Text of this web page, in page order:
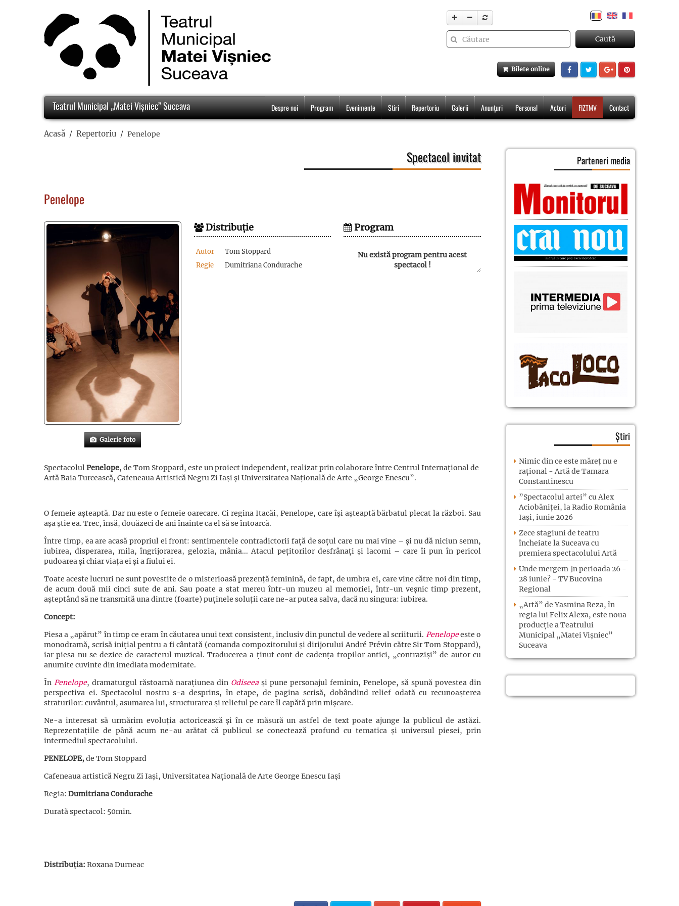
Caută
Bilete online
Teatrul Municipal „Matei Vișniec” Suceava Despre noi Program Evenimente Stiri Repertoriu Galerii Anunțuri Personal Actori FIZTMV Contact
Acasă Repertoriu Penelope
Spectacol invitat
Penelope
Galerie foto
Distribuție
Autor
Tom Stoppard
Regie
Dumitriana Condurache
Program
Nu există program pentru acest
spectacol !
SpectacolulPenelope, de Tom Stoppard, este un proiect independent, realizat prin colaborare între Centrul Internațional de
Artă Baia Turcească, Cafeneaua Artistică Negru Zi Iași și Universitatea Națională de Arte „George Enescu”.
O femeie așteaptă. Dar nu este o femeie oarecare. Ci regina Itacăi, Penelope, care își așteaptă bărbatul plecat la război. Sau
așa știe ea. Trec, însă, douăzeci de ani înainte ca el să se întoarcă.
Între timp, ea are acasă propriul ei front: sentimentele contradictorii față de soțul care nu mai vine – și nu dă niciun semn,
iubirea, disperarea, mila, îngrijorarea, gelozia, mânia... Atacul pețitorilor desfrânați și lacomi – care îi pun în pericol
pudoarea și chiar viața ei și a fiului ei.
Toate aceste lucruri ne sunt povestite de o misterioasă prezență feminină, de fapt, de umbra ei, care vine către noi din timp,
de acum două mii cinci sute de ani. Sau poate a stat mereu într-un muzeu al memoriei, într-un veșnic timp prezent,
așteptând să ne transmită una dintre (foarte) puținele soluții care ne-ar putea salva, dacă nu singura: iubirea.
Concept:
Piesa a „apărut” în timp ce eram în căutarea unui text consistent, inclusiv din punctul de vedere al scriiturii. Penelopeeste o
monodramă, scrisă inițial pentru a fi cântată (comanda compozitorului și dirijorului André Prévin către Sir Tom Stoppard),
iar piesa nu se dezice de caracterul muzical. Traducerea a ținut cont de cadența tropilor antici, „contraziși” de autor cu
anumite cuvinte din imediata modernitate.
În Penelope, dramaturgul răstoarnă narațiunea din Odiseeași pune personajul feminin, Penelope, să spună povestea din
perspectiva ei. Spectacolul nostru s-a desprins, în etape, de pagina scrisă, dobândind relief odată cu recunoașterea
straturilor: cuvântul, asumarea lui, structurarea și relieful pe care îl capătă prin mișcare.
Ne-a interesat să urmărim evoluția actoricească și în ce măsură un astfel de text poate ajunge la publicul de astăzi.
Reprezentațiile de până acum ne-au arătat că publicul se conectează profund cu tematica și universul piesei, prin
intermediul spectacolului.
PENELOPE, de Tom Stoppard
Cafeneaua artistică Negru Zi Iași, Universitatea Națională de Arte George Enescu Iași
Regia: Dumitriana Condurache
Durată spectacol: 50min.
Distribuția: Roxana Durneac
Parteneri media
Știri
Nimic din ce este măreț nu e
rațional - Artă de Tamara
Constantinescu
”Spectacolul artei” cu Alex
Aciobăniței, la Radio România
Iași, iunie 2026
Zece stagiuni de teatru
încheiate la Suceava cu
premiera spectacolului Artă
Unde mergem ]n perioada 26 -
28 iunie? - TV Bucovina
Regional
„Artă” de Yasmina Reza, în
regia lui Felix Alexa, este noua
producție a Teatrului
Municipal „Matei Vișniec”
Suceava